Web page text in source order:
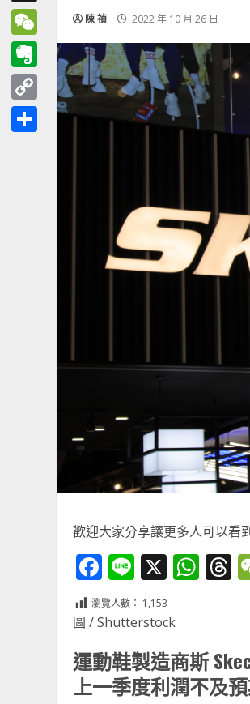
陳 禎 2022 年 10 月 26 日
歡迎大家分享讓更多人可以看
Facebook
Line
X
瀏覽人數： 1,153
圖 / Shutterstock
運動鞋製造商斯
上一季度利潤不及
Threads
WeChat
Evernote
Copy